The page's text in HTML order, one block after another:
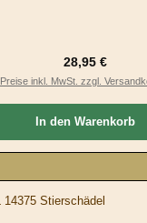
Regulärer
28,95 €
Preise inkl. MwSt. zzgl.
In den Warenkorb